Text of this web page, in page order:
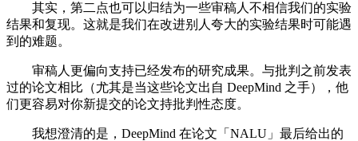
其实，第二点也可以归结为一些审稿人不相信我们的实验
结果和复现。这就是我们在改进别人夸大的实验结果时可能遇
到的难题。
审稿人更偏向支持已经发布的研究成果。与批判之前发表
过的论文相比（尤其是当这些论文出自 DeepMind 之手），他
们更容易对你新提交的论文持批判性态度。
我想澄清的是，DeepMind 在论文「NALU」最后给出的